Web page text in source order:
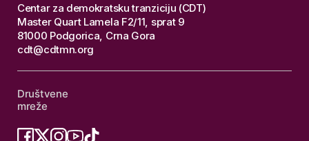
Centar za demokratsku tranziciju (CDT)
Master Quart Lamela F2/11, sprat 9
81000 Podgorica, Crna Gora
cdt@cdtmn.org
Društvene
mreže